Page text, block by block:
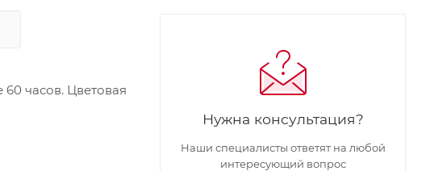
часов. Цветовая
Нужна консультация?
Наши специалисты ответят на любой
интересующий вопрос